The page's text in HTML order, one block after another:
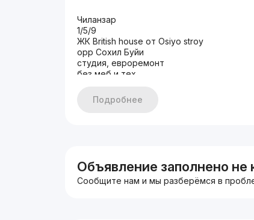
Чиланзар
1/5/9
ЖК British house от Osiyo stroy
орр Сохил Буйи
студия, евроремонт
без меб и тех
общ пл 43м2
+998903718363 Аня
Подробнее
Объявление заполнено не
Сообщите нам и мы разберёмся в